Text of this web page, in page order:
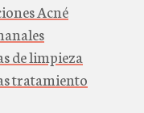
Acné
de limpieza
tratamiento